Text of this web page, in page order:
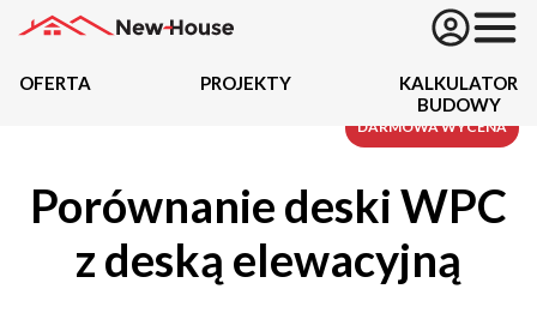
Oferta
Działki
OFERTA PROJEKTY
KALKULATOR
BUDOWY
Porównanie deski WPC
z deską elewacyjną
DARMOWA WYCENA